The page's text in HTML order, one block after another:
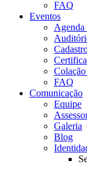
FAQ
Eventos
Agenda
FAQ
Comunicação
Equipe
Galeria
Blog